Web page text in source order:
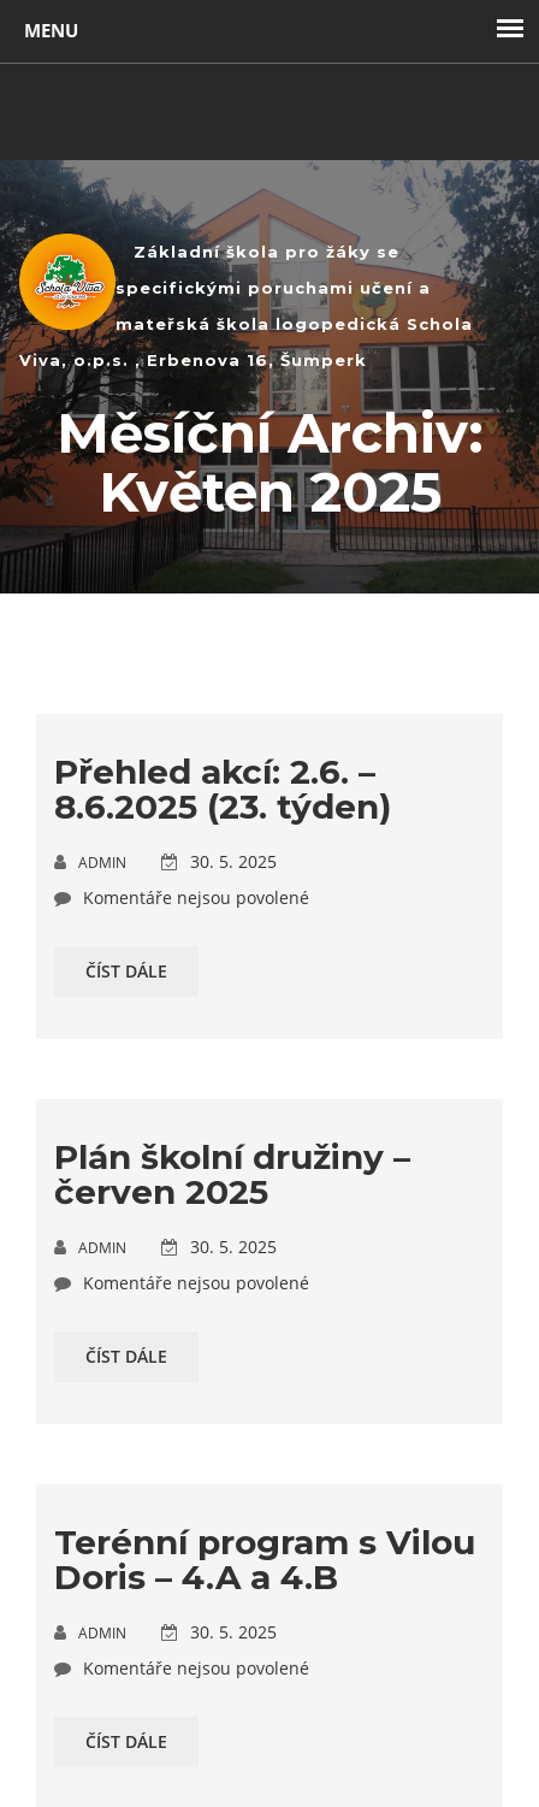
Základní škola pro žáky se
specifickými poruchami učení a
mateřská škola logopedická Schola
Viva, o.p.s. , Erbenova 16, Šumperk
Měsíční Archiv:
Květen 2025
Přehled akcí: 2.6. –
8.6.2025 (23. týden)
ADMIN
30. 5. 2025
Komentáře nejsou povolené
ČÍST DÁLE
Plán školní družiny –
červen 2025
ADMIN
30. 5. 2025
Komentáře nejsou povolené
ČÍST DÁLE
Terénní program s Vilou
Doris – 4.A a 4.B
ADMIN
30. 5. 2025
Komentáře nejsou povolené
ČÍST DÁLE